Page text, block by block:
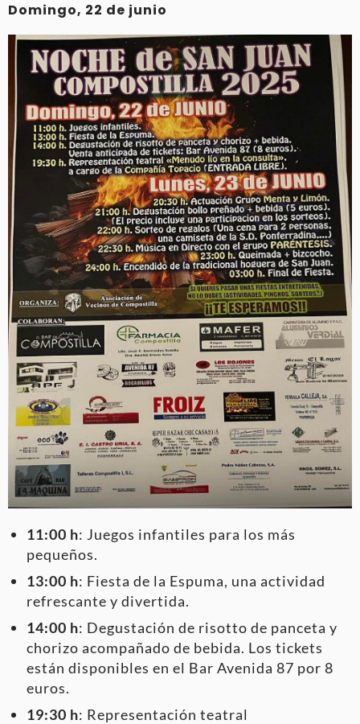
Domingo, 22 de junio
11:00 h: Juegos infantiles para los más
pequeños.
13:00 h: Fiesta de la Espuma, una actividad
refrescante y divertida.
14:00 h: Degustación de risotto de panceta y
chorizo acompañado de bebida. Los tickets
están disponibles en el Bar Avenida 87 por 8
euros.
19:30 h: Representación teatral